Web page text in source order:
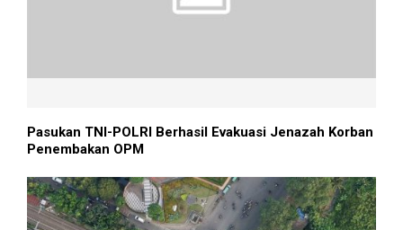
Pasukan TNI-POLRI Berhasil Evakuasi Jenazah Korban
Penembakan OPM